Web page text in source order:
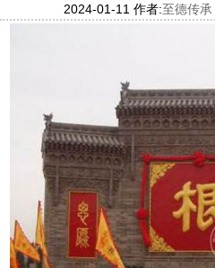
2024-01-11 作者:至德传承